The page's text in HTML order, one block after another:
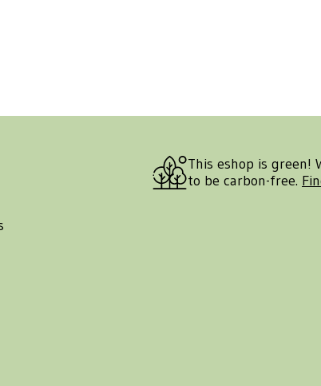
This eshop is green!
to be carbon-free.